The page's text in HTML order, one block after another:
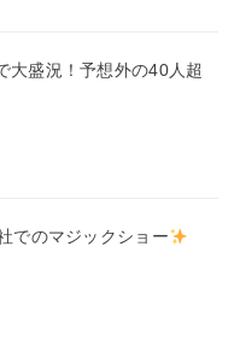
大盛況！予想外の40人超
でのマジックショー